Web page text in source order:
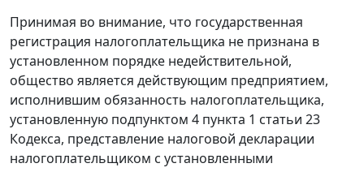
Принимая во внимание, что государственная
регистрация налогоплательщика не признана в
установленном порядке недействительной,
общество является действующим предприятием,
исполнившим обязанность налогоплательщика,
установленную подпунктом 4 пункта 1 статьи 23
Кодекса, представление налоговой декларации
налогоплательщиком с установленными